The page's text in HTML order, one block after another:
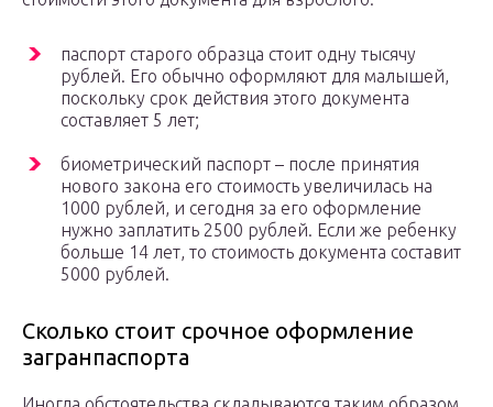
паспорт старого образца стоит одну тысячу
рублей. Его обычно оформляют для малышей,
поскольку срок действия этого документа
составляет 5 лет;
биометрический паспорт – после принятия
нового закона его стоимость увеличилась на
1000 рублей, и сегодня за его оформление
нужно заплатить 2500 рублей. Если же ребенку
больше 14 лет, то стоимость документа составит
5000 рублей.
Сколько стоит срочное оформление
загранпаспорта